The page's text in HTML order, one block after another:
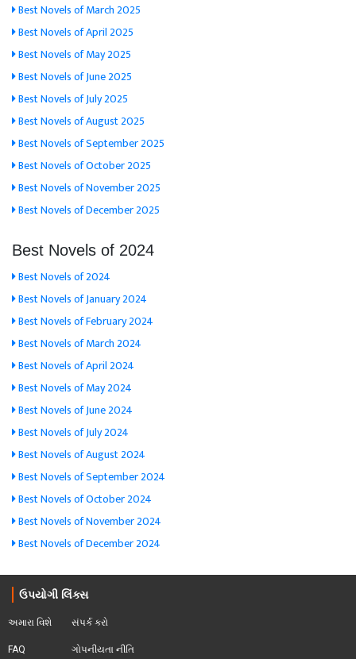
Best Novels of March 2025
Best Novels of April 2025
Best Novels of May 2025
Best Novels of June 2025
Best Novels of July 2025
Best Novels of August 2025
Best Novels of September 2025
Best Novels of October 2025
Best Novels of November 2025
Best Novels of December 2025
Best Novels of 2024
Best Novels of 2024
Best Novels of January 2024
Best Novels of February 2024
Best Novels of March 2024
Best Novels of April 2024
Best Novels of May 2024
Best Novels of June 2024
Best Novels of July 2024
Best Novels of August 2024
Best Novels of September 2024
Best Novels of October 2024
Best Novels of November 2024
Best Novels of December 2024
ઉપયોગી લિંક્સ
અમારા વિશે
FAQ
સંપર્ક કરો
ગોપનીયતા નીતિ